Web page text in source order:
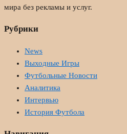
мира без рекламы и услуг.
Рубрики
News
Выходные Игры
Футбольные Новости
Аналитика
Интервью
История Футбола